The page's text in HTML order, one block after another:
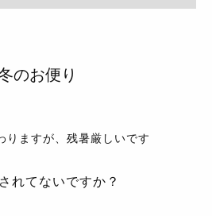
のお便り
りますが、残暑厳しいです
れてないですか？